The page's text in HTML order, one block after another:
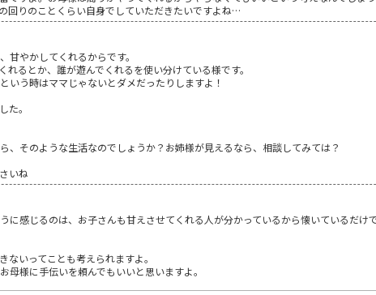
回りのことくらい自身でしていただきたいですよね…
甘やかしてくれるからです。
るとか、誰が遊んでくれるを使い分けている様です。
いう時はママじゃないとダメだったりしますよ！
た。
、そのような生活なのでしょうか？お姉様が見えるなら、相談してみては？
いね
に感じるのは、お子さんも甘えさせてくれる人が分かっているから懐いているだけ
いってことも考えられますよ。
様に手伝いを頼んでもいいと思いますよ。